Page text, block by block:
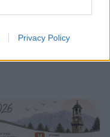
Privacy Policy
ξεχωριστές